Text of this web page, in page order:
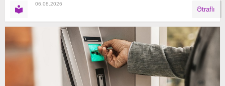
06.08.2026
Ətraflı